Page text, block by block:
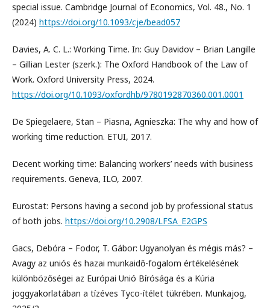
special issue. Cambridge Journal of Economics, Vol. 48., No. 1
(2024) https://doi.org/10.1093/cje/bead057
Davies, A. C. L.: Working Time. In: Guy Davidov – Brian Langille
– Gillian Lester (szerk.): The Oxford Handbook of the Law of
Work. Oxford University Press, 2024.
https://doi.org/10.1093/oxfordhb/9780192870360.001.0001
De Spiegelaere, Stan – Piasna, Agnieszka: The why and how of
working time reduction. ETUI, 2017.
Decent working time: Balancing workers’ needs with business
requirements. Geneva, ILO, 2007.
Eurostat: Persons having a second job by professional status
of both jobs. https://doi.org/10.2908/LFSA_E2GPS
Gacs, Debóra – Fodor, T. Gábor: Ugyanolyan és mégis más? –
Avagy az uniós és hazai munkaidő-fogalom értékelésének
különbözőségei az Európai Unió Bírósága és a Kúria
joggyakorlatában a tízéves Tyco-ítélet tükrében. Munkajog,